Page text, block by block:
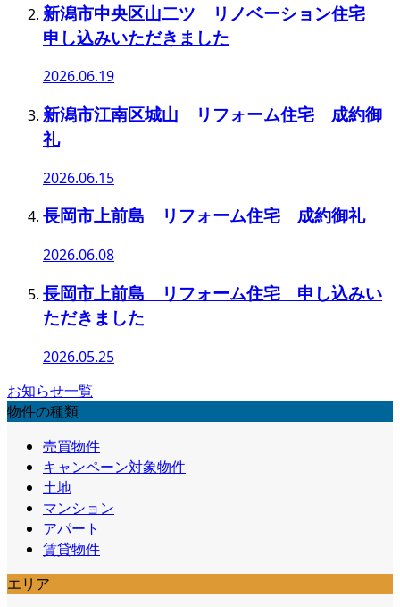
新潟市中央区山二ツ リノベーション住宅
申し込みいただきました
2026.06.19
新潟市江南区城山 リフォーム住宅 成約御
礼
2026.06.15
長岡市上前島 リフォーム住宅 成約御礼
2026.06.08
長岡市上前島 リフォーム住宅 申し込みい
ただきました
2026.05.25
お知らせ一覧
物件の種類
売買物件
キャンペーン対象物件
土地
マンション
アパート
賃貸物件
エリア